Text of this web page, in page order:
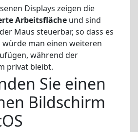
Displays zeigen die
Arbeitsfläche und sind
Maus steuerbar, so dass es
man einen weiteren
während der
privat bleibt.
Sie einen
Bildschirm